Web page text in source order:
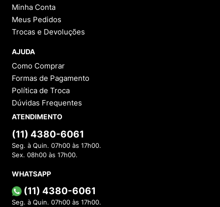
Minha Conta
Meus Pedidos
Trocas e Devoluções
AJUDA
Como Comprar
Formas de Pagamento
Política de Troca
Dúvidas Frequentes
ATENDIMENTO
(11) 4380-6061
Seg. à Quin. 07h00 às 17h00.
Sex. 08h00 às 17h00.
WHATSAPP
(11) 4380-6061
Seg. à Quin. 07h00 às 17h00.